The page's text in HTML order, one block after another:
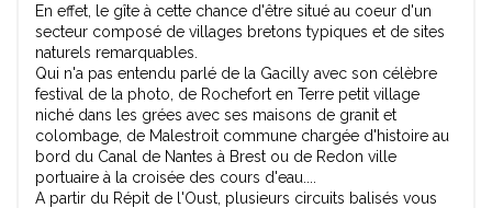
En effet, le gîte à cette chance d'être situé au coeur d'un
secteur composé de villages bretons typiques et de sites
naturels remarquables.
Qui n'a pas entendu parlé de la Gacilly avec son célèbre
festival de la photo, de Rochefort en Terre petit village
niché dans les grées avec ses maisons de granit et
colombage, de Malestroit commune chargée d'histoire au
bord du Canal de Nantes à Brest ou de Redon ville
portuaire à la croisée des cours d'eau....
A partir du Répit de l'Oust, plusieurs circuits balisés vous